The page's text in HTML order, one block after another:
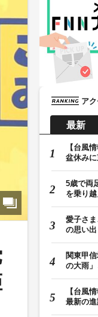
ア
最新
【台風
盆休み
5歳で両
を乗り
愛子さ
の思い
関東甲
の大雨
【台風
最新の